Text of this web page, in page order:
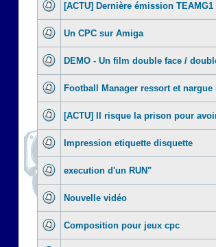
[ACTU] Dernière émission TEAMG1
Un CPC sur Amiga
DEMO - Un film double face /
Football Manager ressort et
[ACTU] Il risque la prison pour
Impression etiquette disquette
execution d'un RUN"
Nouvelle vidéo
Composition pour jeux cpc